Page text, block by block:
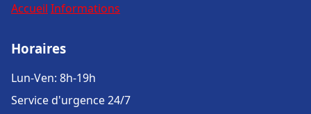
Accueil Informations
Horaires
Lun-Ven: 8h-19h
Service d'urgence 24/7